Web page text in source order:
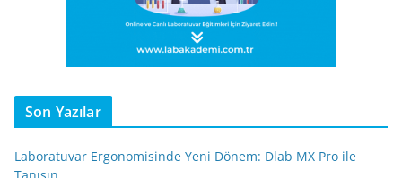
Son Yazılar
Laboratuvar Ergonomisinde Yeni Dönem: Dlab MX Pro ile
Tanışın